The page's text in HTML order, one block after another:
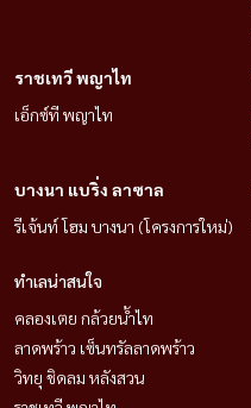
ราชเทวี พญาไท
เอ็กซ์ที พญาไท
บางนา แบริ่ง ลาซาล
รีเจ้นท์ โฮม บางนา (โครงการใหม่)
ทำเลน่าสนใจ
คลองเตย กล้วยน้ำไท
ลาดพร้าว เซ็นทรัลลาดพร้าว
วิทยุ ชิดลม หลังสวน